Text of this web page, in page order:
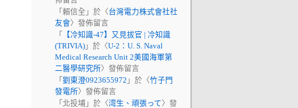
「 賴信全 」於〈台灣電力株式會社社
友會〉發佈留言
「
【冷知識-47】又見拔官 | 冷知識
(TRIVIA) 」於〈U-2：U. S. Naval
Medical Research Unit 2美國海軍第
二醫學研究所〉發佈留言
「 劉東澄0923655972 」於〈竹子門
發電所〉發佈留言
「 北投埔 」於〈湾生、頑張って〉發